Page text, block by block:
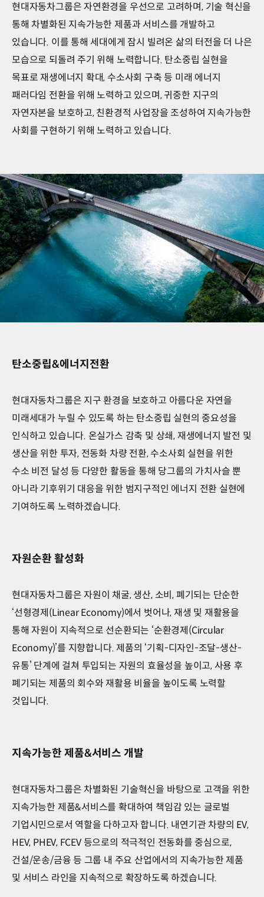
현대자동차그룹은 자연환경을 우선으로 고려하며, 기술 혁신을
통해 차별화된 지속가능한 제품과 서비스를 개발하고
있습니다. 이를 통해 세대에게 잠시 빌려온 삶의 터전을 더 나은
모습으로 되돌려 주기 위해 노력합니다. 탄소중립 실현을
목표로 재생에너지 확대, 수소사회 구축 등 미래 에너지
패러다임 전환을 위해 노력하고 있으며, 귀중한 지구의
자연자본을 보호하고, 친환경적 사업장을 조성하여 지속가능한
사회를 구현하기 위해 노력하고 있습니다.
탄소중립&에너지전환
현대자동차그룹은 지구 환경을 보호하고 아름다운 자연을
미래세대가 누릴 수 있도록 하는 탄소중립 실현의 중요성을
인식하고 있습니다. 온실가스 감축 및 상쇄, 재생에너지 발전 및
생산을 위한 투자, 전동화 차량 전환, 수소사회 실현을 위한
수소 비전 달성 등 다양한 활동을 통해 당그룹의 가치사슬 뿐
아니라 기후위기 대응을 위한 범지구적인 에너지 전환 실현에
기여하도록 노력하겠습니다.
자원순환 활성화
현대자동차그룹은 자원이 채굴, 생산, 소비, 폐기되는 단순한
‘선형경제(Linear Economy)에서 벗어나, 재생 및 재활용을
통해 자원이 지속적으로 선순환되는 ‘순환경제(Circular
Economy)’를 지향합니다. 제품의 ‘기획-디자인-조달-생산-
유통’ 단계에 걸쳐 투입되는 자원의 효율성을 높이고, 사용 후
폐기되는 제품의 회수와 재활용 비율을 높이도록 노력할
것입니다.
지속가능한 제품&서비스 개발
현대자동차그룹은 차별화된 기술혁신을 바탕으로 고객을 위한
지속가능한 제품&서비스를 확대하여 책임감 있는 글로벌
기업시민으로서 역할을 다하고자 합니다. 내연기관 차량의 EV,
HEV, PHEV, FCEV 등으로의 적극적인 전동화를 중심으로,
건설/운송/금융 등 그룹 내 주요 산업에서의 지속가능한 제품
및 서비스 라인을 지속적으로 확장하도록 하겠습니다.
Planet,
지구를
올바른
움직임-
parallax